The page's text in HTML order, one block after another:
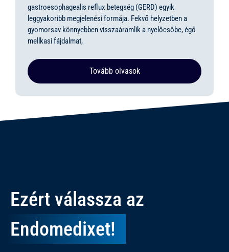
gastroesophagealis reflux betegség (GERD) egyik
leggyakoribb megjelenési formája. Fekvő helyzetben a
gyomorsav könnyebben visszaáramlik a nyelőcsőbe, égő
mellkasi fájdalmat,
Tovább olvasok
Ezért válassza az
Endomedixet!